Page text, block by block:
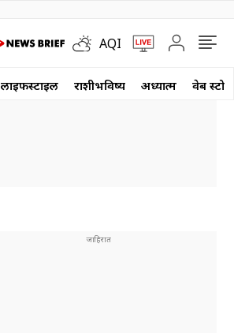
AQI
लाईफस्टाईल राशीभविष्य अध्यात्म वेब